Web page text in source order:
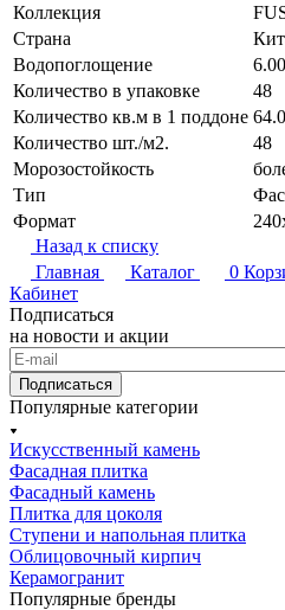
Коллекция
Страна
Водопоглощение
6.00
Количество в упаковке
48
Количество кв.м в 1 поддоне
Количество шт./м2.
48
Морозостойкость
Тип
Формат
Назад к списку
Главная
Каталог 0
Кабинет
Подписаться
на новости и акции
Подписаться
Популярные категории
Искусственный камень
Фасадная плитка
Фасадный камень
Плитка для цоколя
Ступени и напольная плитка
Облицовочный кирпич
Керамогранит
Популярные бренды